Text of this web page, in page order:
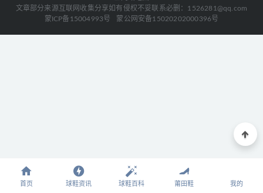
文章部分来源互联网收集分享如有侵权不妥联系必删：1526281@qq.com
蒙ICP备15004993号
蒙公网安备15020202000396号
首页 球鞋资讯 球鞋百科 莆田鞋 我的